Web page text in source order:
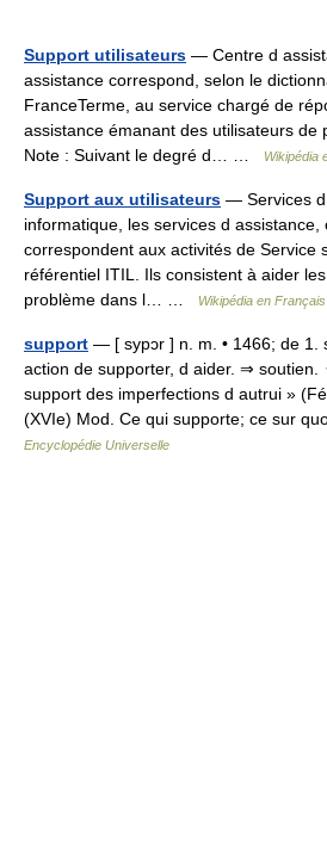
Support utilisateurs — Centre d
assistance correspond, selon le
FranceTerme, au service chargé de
assistance émanant des utilisateurs de
Note : Suivant le degré d… …
Wikipédia
Support aux utilisateurs — Services d
informatique, les services d assistance,
correspondent aux activités de Service
référentiel ITIL. Ils consistent à aider
problème dans l… …
Wikipédia en Français
support — [ sypɔr ] n. m. • 1466; de 1.
action de supporter, d aider. ⇒
support des imperfections d autrui »
(XVIe) Mod. Ce qui supporte; ce sur
Encyclopédie Universelle